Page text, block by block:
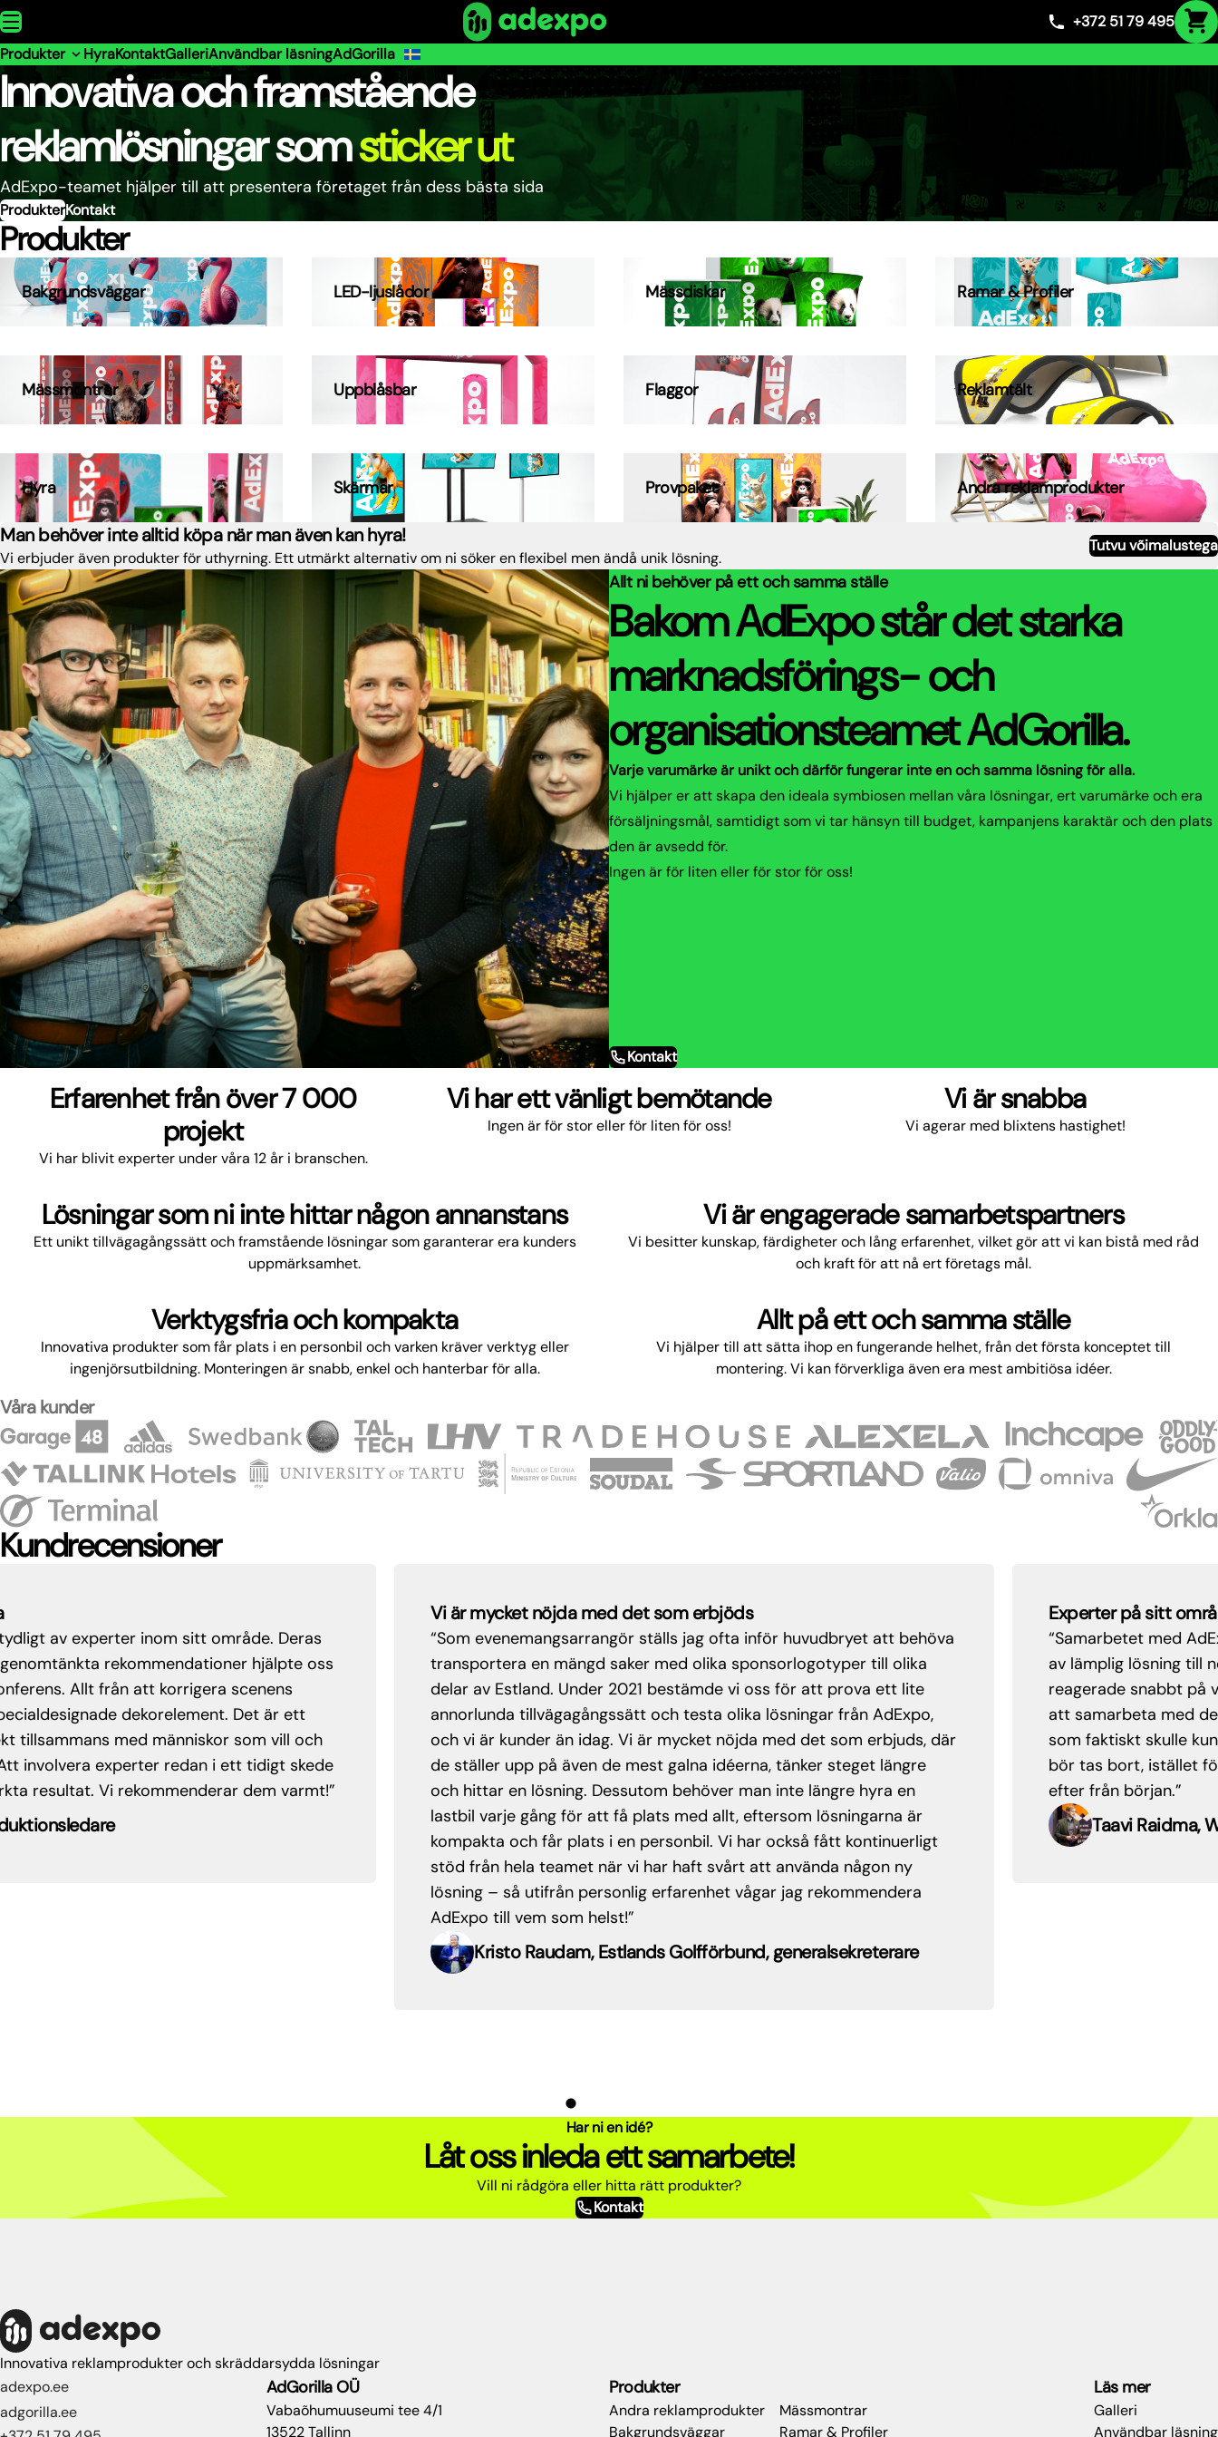
Skip to content
+372 51 79 495
Produkter
HyraKontaktGalleriAnvändbar läsningAdGorilla
Innovativa och framstående
reklamlösningar somsticker ut
AdExpo-teamet hjälper till att presentera företaget från dess bästa sida
ProdukterKontakt
Produkter
Bakgrundsväggar LED-ljuslådor Mässdiskar Ramar & Profiler
Mässmontrar Uppblåsbar Flaggor Reklamtält
Hyra Skärmar Provpaket Andra reklamprodukter
Man behöver inte alltid köpa när man även kan hyra!
Vi erbjuder även produkter för uthyrning. Ett utmärkt alternativ om ni söker en flexibel men ändå unik lösning.
Tutvu võimalustega
Allt ni behöver på ett och samma ställe
Bakom AdExpo står det starka
marknadsförings- och
organisationsteamet AdGorilla.
Varje varumärke är unikt och därför fungerar inte en och samma lösning för alla.
Vi hjälper er att skapa den ideala symbiosen mellan våra lösningar, ert varumärke och era
försäljningsmål, samtidigt som vi tar hänsyn till budget, kampanjens karaktär och den plats
den är avsedd för.
Ingen är för liten eller för stor för oss!
Kontakt
Erfarenhet från över 7 000
projekt
Vi har blivit experter under våra 12 år i branschen.
Vi har ett vänligt bemötande
Ingen är för stor eller för liten för oss!
Vi är snabba
Vi agerar med blixtens hastighet!
Lösningar som ni inte hittar någon annanstans
Ett unikt tillvägagångssätt och framstående lösningar som garanterar era kunders
uppmärksamhet.
Vi är engagerade samarbetspartners
Vi besitter kunskap, färdigheter och lång erfarenhet, vilket gör att vi kan bistå med råd
och kraft för att nå ert företags mål.
Verktygsfria och kompakta
Innovativa produkter som får plats i en personbil och varken kräver verktyg eller
ingenjörsutbildning. Monteringen är snabb, enkel och hanterbar för alla.
Allt på ett och samma ställe
Vi hjälper till att sätta ihop en fungerande helhet, från det första konceptet till
montering. Vi kan förverkliga även era mest ambitiösa idéer.
Våra kunder
Kundrecensioner
experter inom sitt område. Deras
rekommendationer hjälpte oss
Allt från att korrigera scenens
dekorelement. Det är ett
med människor som vill och
experter redan i ett tidigt skede
Vi rekommenderar dem varmt!”
Vi är mycket nöjda med det som erbjöds
“Som evenemangsarrangör ställs jag ofta inför huvudbryet att behöva
transportera en mängd saker med olika sponsorlogotyper till olika
delar av Estland. Under 2021 bestämde vi oss för att prova ett lite
annorlunda tillvägagångssätt och testa olika lösningar från AdExpo,
och vi är kunder än idag. Vi är mycket nöjda med det som erbjuds, där
de ställer upp på även de mest galna idéerna, tänker steget längre
och hittar en lösning. Dessutom behöver man inte längre hyra en
lastbil varje gång för att få plats med allt, eftersom lösningarna är
kompakta och får plats i en personbil. Vi har också fått kontinuerligt
stöd från hela teamet när vi har haft svårt att använda någon ny
lösning – så utifrån personlig erfarenhet vågar jag rekommendera
AdExpo till vem som helst!”
Kristo Raudam, Estlands Golfförbund, generalsekreterare
Experter på sitt område
“Samarbetet med AdExpo
av lämplig lösning till
reagerade snabbt på våra
att samarbeta med dem –
som faktiskt skulle kunna
bör tas bort, istället för att
efter från början.”
Taavi Raidma, Wow
Har ni en idé?
Låt oss inleda ett samarbete!
Vill ni rådgöra eller hitta rätt produkter?
Kontakt
Innovativa reklamprodukter och skräddarsydda lösningar
adexpo.ee
adgorilla.ee
AdGorilla OÜ
Vabaõhumuuseumi tee 4/1
13522 Tallinn
Produkter
Andra reklamprodukter
Bakgrundsväggar
Mässmontrar
Ramar & Profiler
Läs mer
Galleri
Användbar läsning